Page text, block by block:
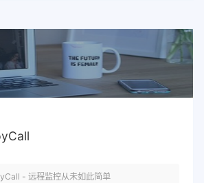
- 远程监控从未如此简单